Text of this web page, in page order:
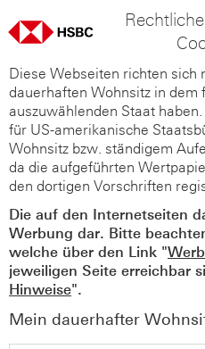
Diese Webseiten richten sich
dauerhaften Wohnsitz in dem
auszuwählenden Staat
für US-amerikanische
Wohnsitz bzw. ständigem
da die aufgeführten
den dortigen Vorschriften
Die auf den Internetseiten
Werbung dar. Bitte
welche über den Link "
jeweiligen Seite erreichbar
Hinweise".
Mein dauerhafter